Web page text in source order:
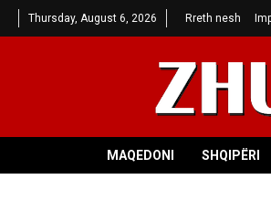
Thursday, August 6, 2026 Rreth nesh
MAQEDONI SHQIPËRI